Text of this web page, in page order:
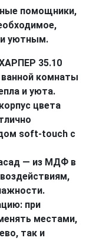
помощники,
и уютным.
35.10
комнаты
и уюта.
цвета
soft-touch с
— из МДФ в
при
местами,
так и